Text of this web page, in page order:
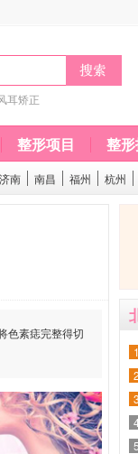
耳矫正
整形项目 整
济南 南昌 福州 杭州
色素痣完整得切
1
2
3
5